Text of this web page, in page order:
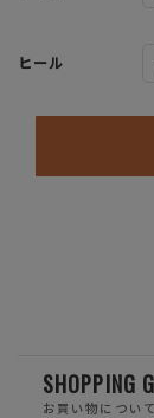
ヒール
SHOPPING
お買い物について